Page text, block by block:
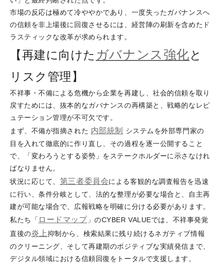
市場の反応は極めて冷ややかであり、一度失ったガバナンスへ
の信頼を非上場後に回復させるには、経営陣の刷新を含めたド
ラスティックな改革が求められます。
【再建に向けた ガバナンス強化と
リスク管理】
不祥事・不備による危機から企業を再建し、社会的信頼を取り
戻すためには、抜本的なガバナンスの再構築と、戦略的なレピ
ュテーション管理が不可欠です。
まず、不備が指摘された 内部統制
システムを外部専門家の
目を入れて徹底的に作り直し、その過程を逐一公開すること
で、「変わろうとする姿勢」をステークホルダーに示さなけれ
ばなりません。
状況に応じて、 第三者委員会による客観的な調査報告を迅速
に行い、条件分岐として、法的な整理が必要な場合と、自主再
建が可能な場合で、広報戦略を明確に分ける必要があります。
私たち「 ロードマップ 」のCYBER VALUEでは、不祥事発覚
直後の炎上抑制から、検索結果に残り続けるネガティブ情報
のクリーニング、そして再建期のポジティブな実績発信まで、
デジタル領域における信頼回復をトータルで支援します。